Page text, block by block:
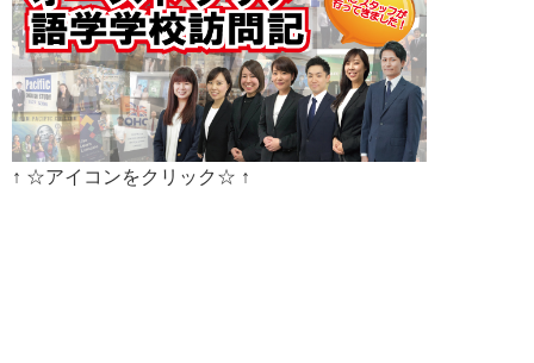
↑ ☆アイコンをクリック☆ ↑